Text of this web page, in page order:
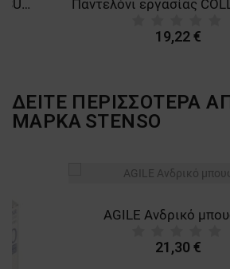
Παντελόνι εργασίας COLLINS SUMMER GREEN
19,22 €
ΔΕΙΤΕ ΠΕΡΙΣΣΟΤΕΡΑ
ΜΑΡΚΑ STENSO
AGILE Ανδρικό
21,30 €